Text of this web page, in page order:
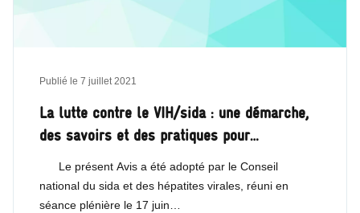
La lutte contre le VIH/sida : une démarche,
des savoirs et des pratiques pour…
Le présent Avis a été adopté par le Conseil
national du sida et des hépatites virales, réuni en
séance plénière le 17 juin…
Publié le 7 juillet 2021